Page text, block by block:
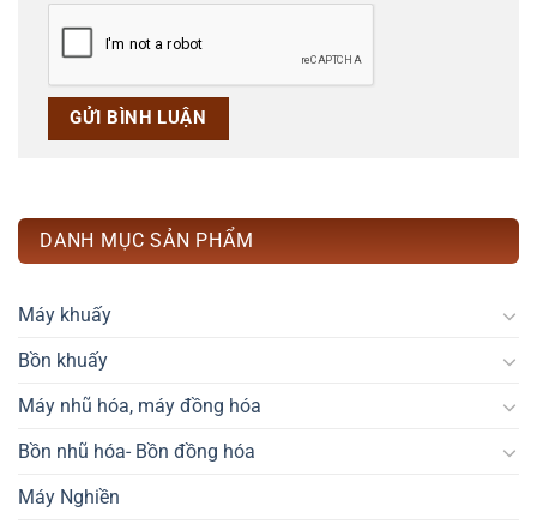
DANH MỤC SẢN PHẨM
Máy khuấy
Bồn khuấy
Máy nhũ hóa, máy đồng hóa
Bồn nhũ hóa- Bồn đồng hóa
Máy Nghiền